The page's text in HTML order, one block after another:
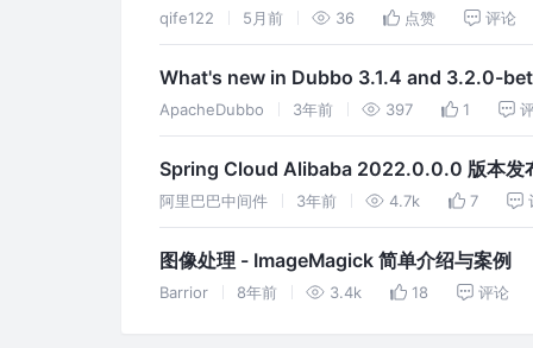
qife122 5月前 36 点赞 评论
What's new in Dubbo 3.1.4 and 3.2.0-
ApacheDubbo 3年前 397 1
Spring Cloud Alibaba 2022.0.0.0 版本发
阿里巴巴中间件 3年前 4.7k 7
图像处理 - ImageMagick 简单介绍与案例
Barrior 8年前 3.4k 18 评论